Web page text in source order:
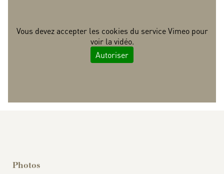
Vous devez accepter les cookies du service Vimeo pour
voir la vidéo.
Autoriser
Photos